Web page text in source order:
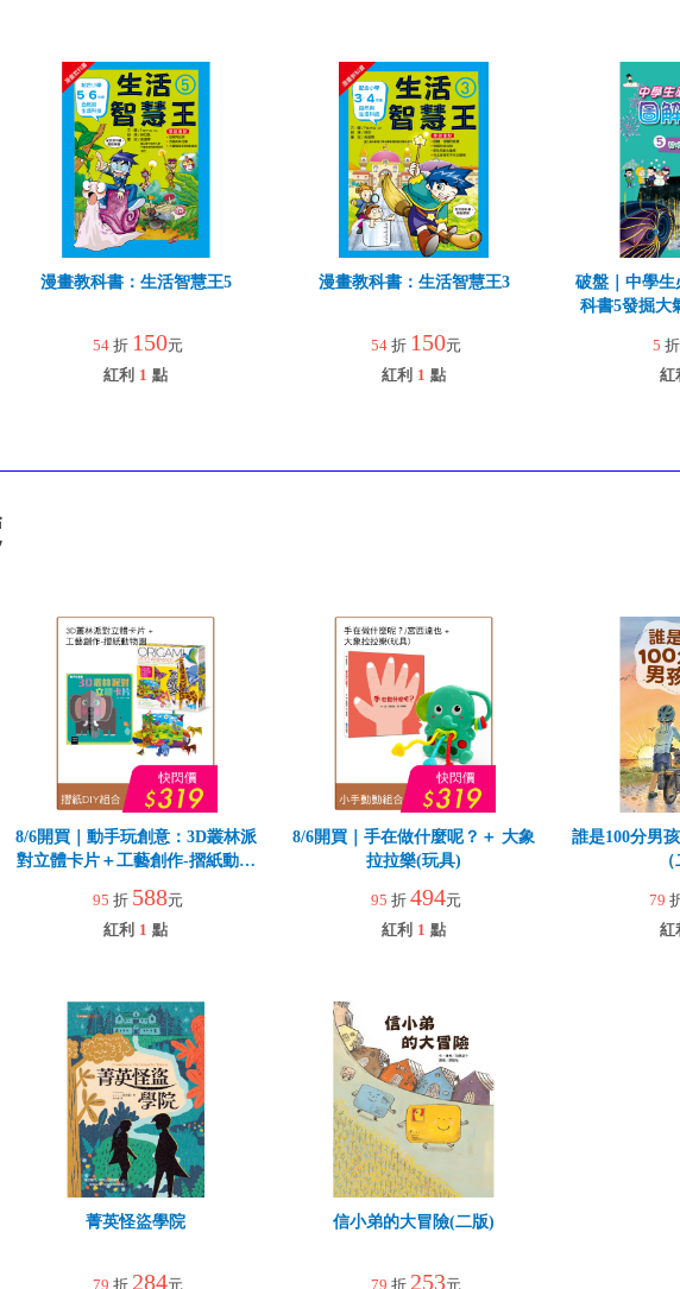
漫畫教科書：生活智慧王5
54 折 150元
紅利 1 點
漫畫教科書：生活智慧王3
54 折 150元
紅利 1 點
破盤｜中學
科書5發掘大
5 折
紅
8/6開買｜動手玩創意：3D叢林派
對立體卡片＋工藝創作-摺紙動物
95 折 588元
紅利 1 點
8/6開買｜手在做什麼呢？＋ 大象
拉拉樂(玩具)
95 折 494元
紅利 1 點
誰是100分男
79
紅
菁英怪盜學院
79 折 284元
信小弟的大冒險(二版)
79 折 253元